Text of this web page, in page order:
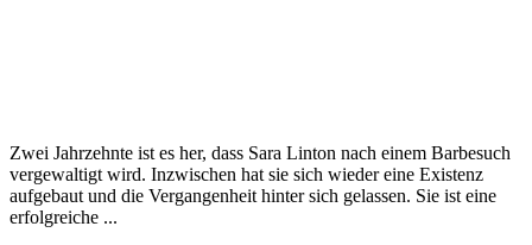
Zwei Jahrzehnte ist es her, dass Sara Linton nach einem Barbesuch
vergewaltigt wird. Inzwischen hat sie sich wieder eine Existenz
aufgebaut und die Vergangenheit hinter sich gelassen. Sie ist eine
erfolgreiche ...